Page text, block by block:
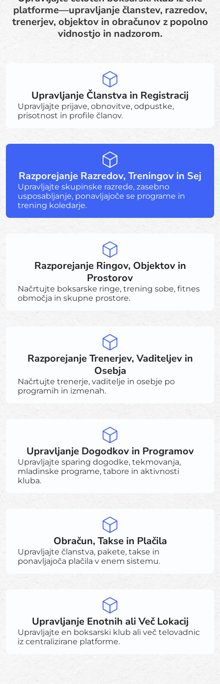
platforme—upravljanje članstev, razredov,
trenerjev, objektov in obračunov z popolno
vidnostjo in nadzorom.
Upravljanje Članstva in Registracij
Upravljajte prijave, obnovitve, odpustke,
prisotnost in profile članov.
Razporejanje Razredov, Treningov in Sej
Upravljajte skupinske razrede, zasebno
usposabljanje, ponavljajoče se programe in
trening koledarje.
Razporejanje Ringov, Objektov in
Prostorov
Načrtujte boksarske ringe, trening sobe, fitnes
območja in skupne prostore.
Razporejanje Trenerjev, Vaditeljev in
Osebja
Načrtujte trenerje, vaditelje in osebje po
programih in izmenah.
Upravljanje Dogodkov in Programov
Upravljajte sparing dogodke, tekmovanja,
mladinske programe, tabore in aktivnosti
kluba.
Obračun, Takse in Plačila
Upravljajte članstva, pakete, takse in
ponavljajoča plačila v enem sistemu.
Upravljanje Enotnih ali Več Lokacij
Upravljajte en boksarski klub ali več telovadnic
iz centralizirane platforme.